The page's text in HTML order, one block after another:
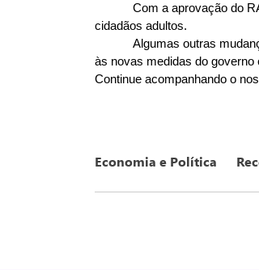
Com a aprovação do
cidadãos adultos.
Algumas outras
às novas medidas do
Continue acompanhando o
Economia e Política